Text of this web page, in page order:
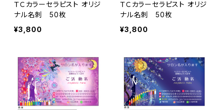
ＴＣカラーセラピスト オリジ
ナル名刺 50枚
¥3,800
ＴＣカラーセラピスト オリジ
ナル名刺 50枚
¥3,800